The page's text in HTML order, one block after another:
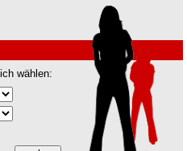
wählen: